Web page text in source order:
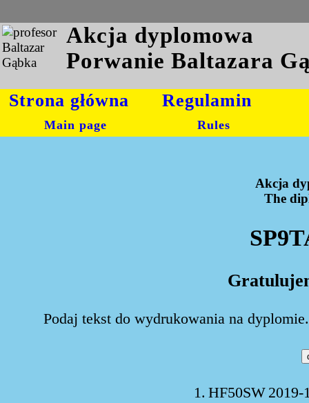
Akcja dyplomowa
Porwanie Baltazara
Strona główna
Main page
Regulamin
Rules
Akcja
The
Podaj tekst do wydrukowania na
1. HF50SW 2019-